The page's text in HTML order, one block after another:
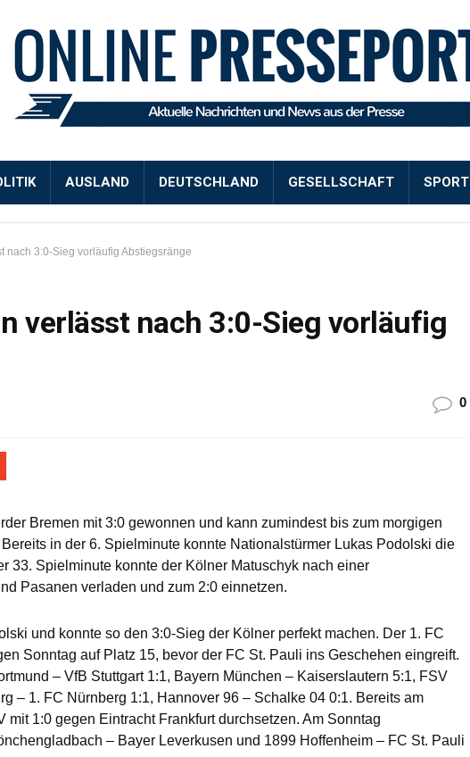
AUSLAND DEUTSCHLAND GESELLSCHAFT SPORT
nach 3:0-Sieg vorläufig Abstiegsränge
verlässt nach 3:0-Sieg vorläufig
0
Bremen mit 3:0 gewonnen und kann zumindest bis zum morgigen
in der 6. Spielminute konnte Nationalstürmer Lukas Podolski die
33. Spielminute konnte der Kölner Matuschyk nach einer
Pasanen verladen und zum 2:0 einnetzen.
und konnte so den 3:0-Sieg der Kölner perfekt machen. Der 1. FC
Sonntag auf Platz 15, bevor der FC St. Pauli ins Geschehen eingreift.
– VfB Stuttgart 1:1, Bayern München – Kaiserslautern 5:1, FSV
– 1. FC Nürnberg 1:1, Hannover 96 – Schalke 04 0:1. Bereits am
mit 1:0 gegen Eintracht Frankfurt durchsetzen. Am Sonntag
– Bayer Leverkusen und 1899 Hoffenheim – FC St. Pauli